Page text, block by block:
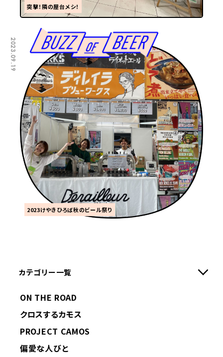
突撃！隣の屋台メシ！
2023.09.19
2023けやきひろば秋のビール祭り
カテゴリー一覧
ON THE ROAD
クロスするカモス
PROJECT CAMOS
偏愛な人びと